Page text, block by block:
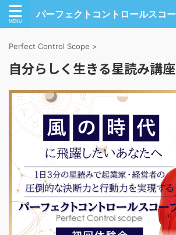
パーフェクトコントロールスコ
Perfect Control Scope >
自分らしく生きる星読み講